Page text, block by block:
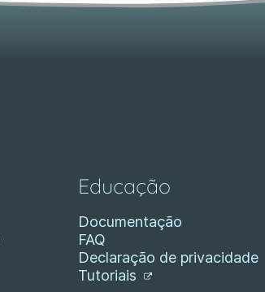
Educação
Documentação
FAQ
Declaração de privacidade
Tutoriais